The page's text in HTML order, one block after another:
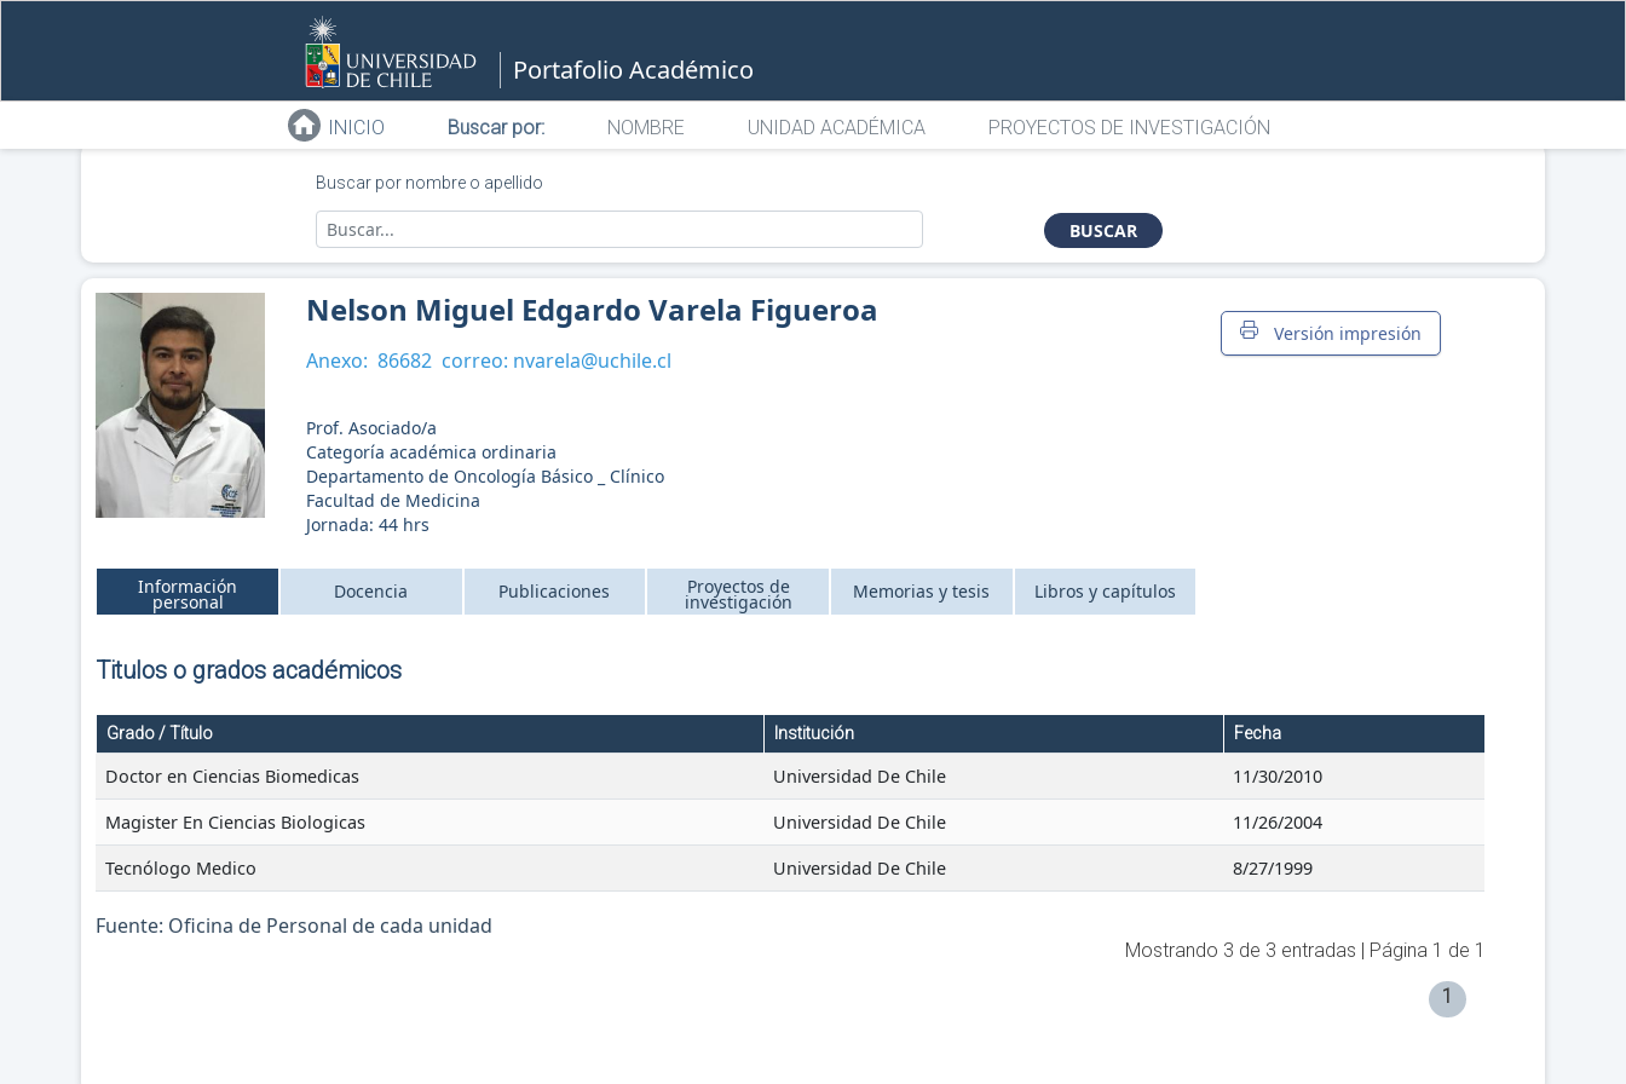
Portafolio Académico
INICIO Buscar por: NOMBRE UNIDAD ACADÉMICA PROYECTOS DE INVESTIGACIÓN
Buscar por nombre o apellido
BUSCAR
Versión impresión
Nelson Miguel Edgardo Varela Figueroa
Anexo: 86682 correo: nvarela@uchile.cl
Prof. Asociado/a
Categoría académica ordinaria
Departamento de Oncología Básico _ Clínico
Facultad de Medicina
Jornada: 44hrs
Información
personal Docencia Publicaciones Proyectos de
investigación Memorias y tesis Libros y capítulos
Titulos o grados académicos
Grado / Título Institución Fecha
Doctor en Ciencias Biomedicas Universidad De Chile
11/30/2010
Magister En Ciencias Biologicas
Universidad De Chile
11/26/2004
Tecnólogo Medico
Universidad De Chile 8/27/1999
Fuente: Oficina de Personal de cada unidad
Mostrando 3 de 3 entradas | Página 1 de 1
1